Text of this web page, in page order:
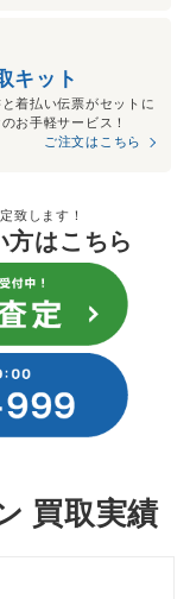
キット
着払い伝票がセットに
お手軽サービス！
ご注文はこちら
致します！
方はこちら
買取実績